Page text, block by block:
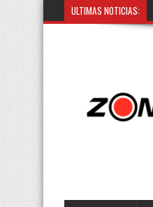
ULTIMAS NOTICIAS: